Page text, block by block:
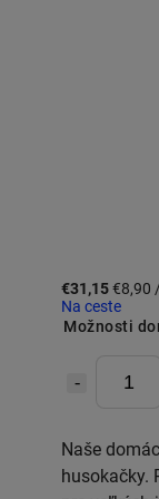
€31,15€8,90
Na ceste
Možnosti
Naše
husokačky.